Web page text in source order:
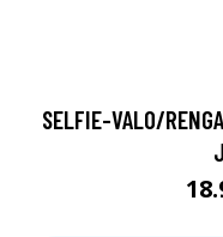
SELFIE-VALO/